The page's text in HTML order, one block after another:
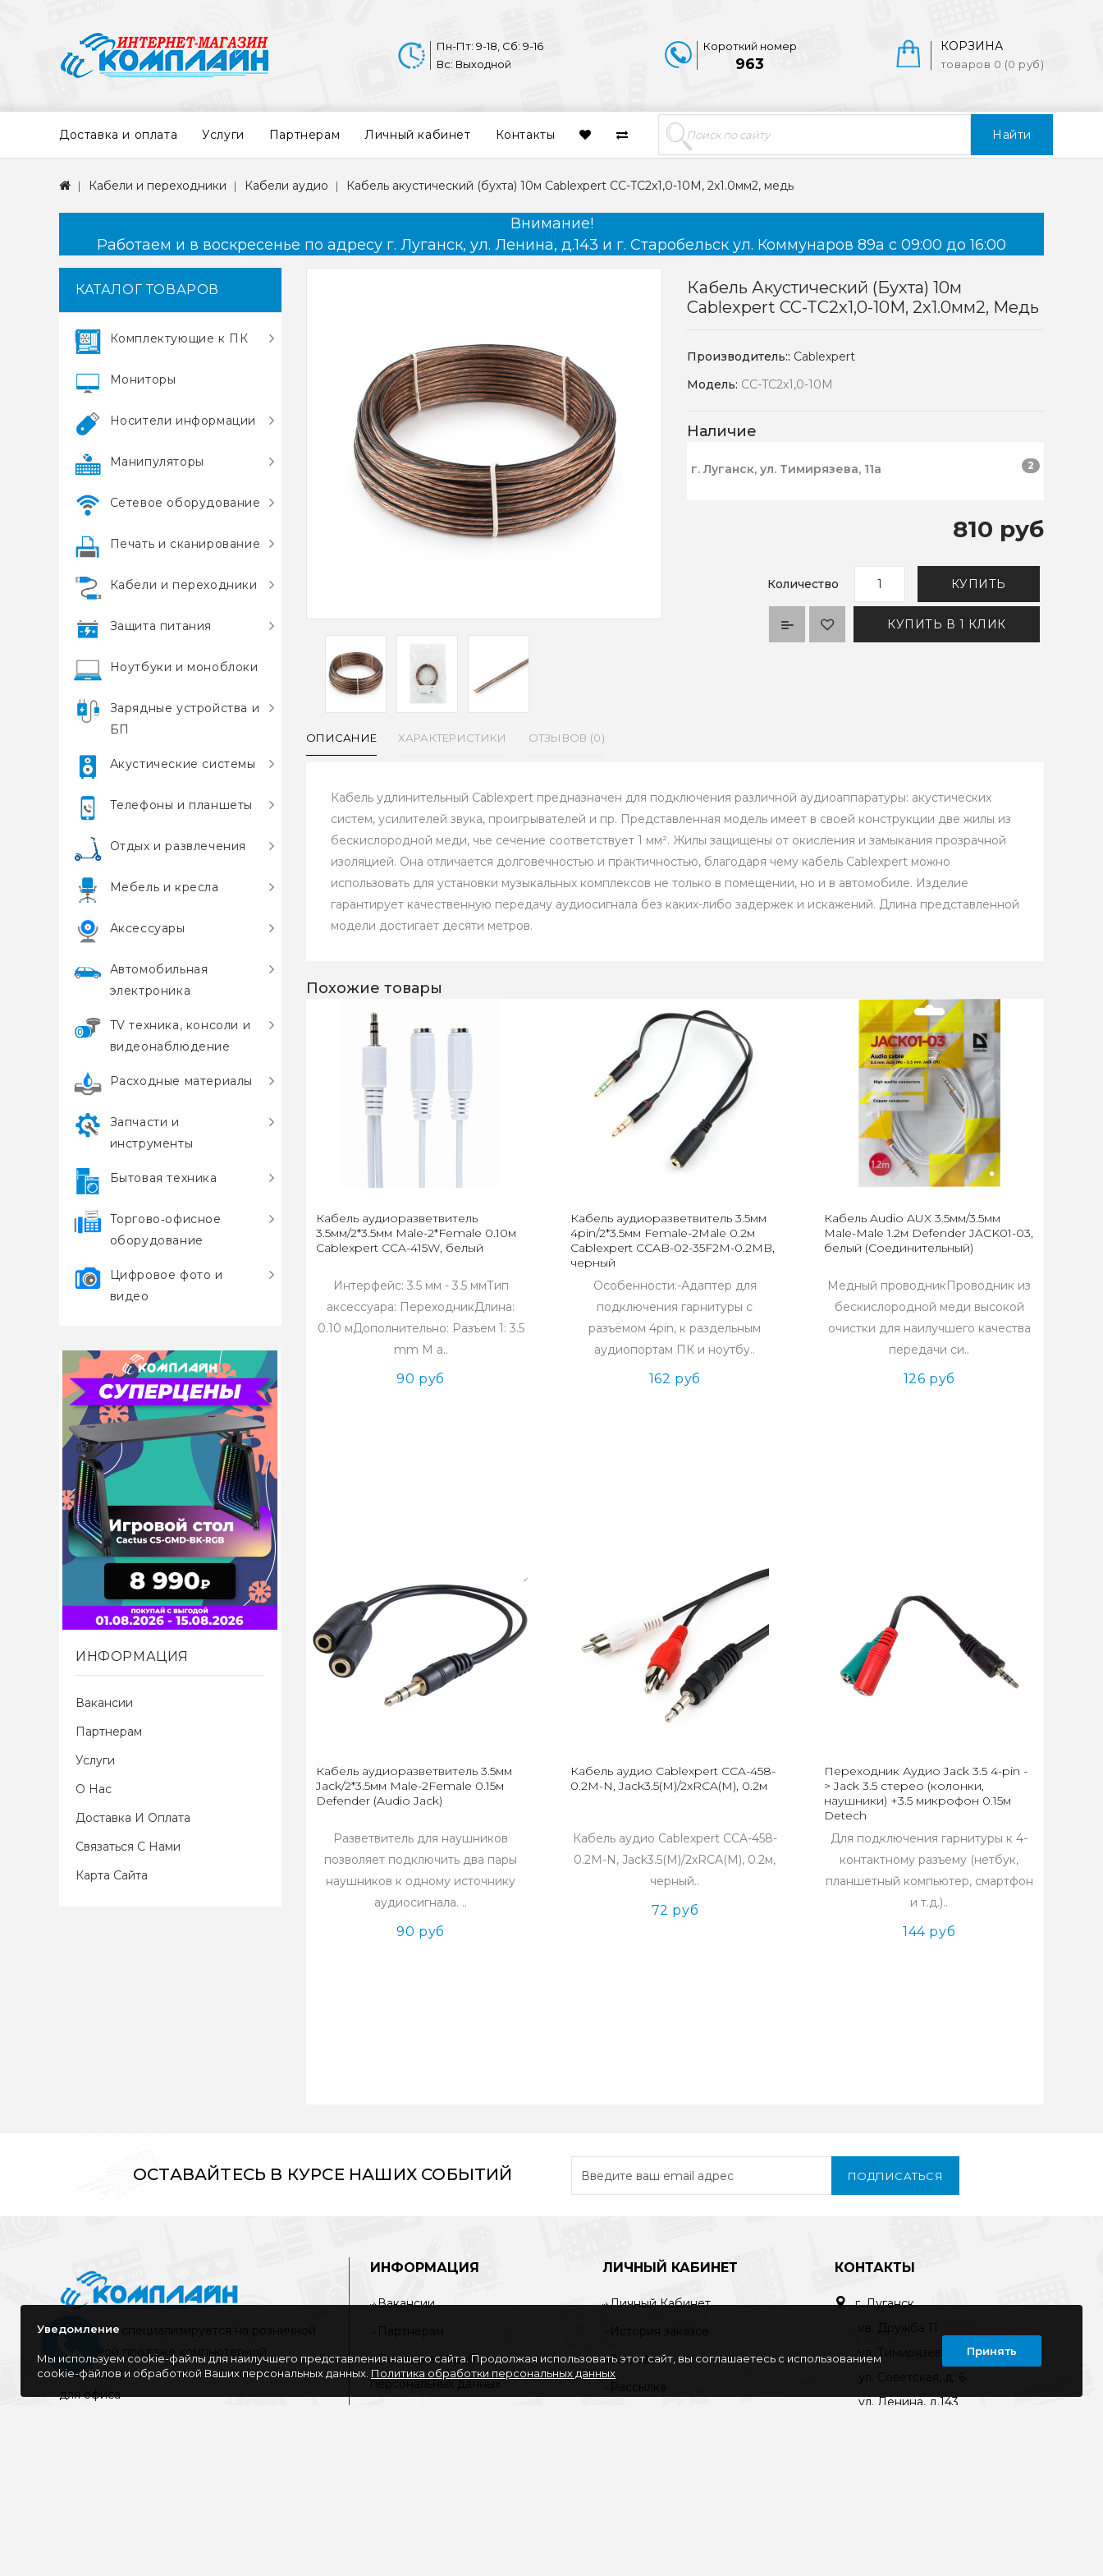
Найти
КОРЗИНА
товаров 0 (0 руб)
Короткий номер
963
Пн-Пт: 9-18, Сб: 9-16
Вс: Выходной
Доставка и оплата Услуги Партнерам Личный кабинет Контакты
Кабели и переходники Кабели аудио Кабель акустический (бухта) 10м Cablexpert CC-TC2x1,0-10M, 2x1.0мм2, медь
Внимание!
Работаем и в воскресенье по адресу г. Луганск, ул. Ленина, д.143 и г. Старобельск ул. Коммунаров 89а с 09:00 до 16:00
КАТАЛОГ ТОВАРОВ
Комплектующие к ПК
Мониторы
Носители информации
Манипуляторы
Сетевое оборудование
Печать и сканирование
Кабели и переходники
Защита питания
Ноутбуки и моноблоки
Зарядные устройства и
БП
Акустические системы
Телефоны и планшеты
Отдых и развлечения
Мебель и кресла
Аксессуары
Автомобильная
электроника
TV техника, консоли и
видеонаблюдение
Расходные материалы
Запчасти и
инструменты
Бытовая техника
Торгово‑офисное
оборудование
Цифровое фото и
видео
ИНФОРМАЦИЯ
Вакансии
Партнерам
Услуги
О Нас
Доставка И Оплата
Связаться С Нами
Карта Сайта
Кабель Акустический (бухта) 10м
Cablexpert CC-TC2x1,0-10M, 2x1.0мм2, Медь
Производитель:: Cablexpert
Модель: CC-TC2x1,0-10M
Наличие
г. Луганск, ул. Тимирязева, 11а 2
810 руб
Количество КУПИТЬ
КУПИТЬ В 1 КЛИК
ОПИСАНИЕ ХАРАКТЕРИСТИКИ ОТЗЫВОВ (0)
Кабель удлинительный Cablexpert предназначен для подключения различной аудиоаппаратуры: акустических
систем, усилителей звука, проигрывателей и пр. Представленная модель имеет в своей конструкции две жилы из
бескислородной меди, чье сечение соответствует 1 мм². Жилы защищены от окисления и замыкания прозрачной
изоляцией. Она отличается долговечностью и практичностью, благодаря чему кабель Cablexpert можно
использовать для установки музыкальных комплексов не только в помещении, но и в автомобиле. Изделие
гарантирует качественную передачу аудиосигнала без каких-либо задержек и искажений. Длина представленной
модели достигает десяти метров.
Похожие товары
Кабель аудиоразветвитель
3.5мм/2*3.5мм Male-2*Female 0.10м
Cablexpert CCA-415W, белый
Интерфейс: 3.5 мм - 3.5 ммТип
аксессуара: ПереходникДлина:
0.10 мДополнительно: Разъем 1: 3.5
mm M a..
90 руб
Кабель аудиоразветвитель 3.5мм
4pin/2*3.5мм Female-2Male 0.2м
Cablexpert CCAB-02-35F2M-0.2MB,
черный
Особенности:-Адаптер для
подключения гарнитуры с
разъёмом 4pin, к раздельным
аудиопортам ПК и ноутбу..
162 руб
Кабель Audio AUX 3.5мм/3.5мм
Male-Male 1.2м Defender JACK01-03,
белый (Соединительный)
Медный проводникПроводник из
бескислородной меди высокой
очистки для наилучшего качества
передачи си..
126 руб
Кабель аудиоразветвитель 3.5мм
Jack/2*3.5мм Male-2Female 0.15м
Defender (Audio Jack)
Разветвитель для наушников
позволяет подключить два пары
наушников к одному источнику
аудиосигнала. ..
90 руб
Кабель аудио Cablexpert CCA-458-
0.2M-N, Jack3.5(M)/2xRCA(M), 0.2м
Кабель аудио Cablexpert CCA-458-
0.2M-N, Jack3.5(M)/2xRCA(M), 0.2м,
черный..
72 руб
Переходник Аудио Jack 3.5 4-pin -
> Jack 3.5 стерео (колонки,
наушники) +3.5 микрофон 0.15м
Detech
Для подключения гарнитуры к 4-
контактному разъему (нетбук,
планшетный компьютер, смартфон
и т.д.)..
144 руб
ОСТАВАЙТЕСЬ В КУРСЕ НАШИХ СОБЫТИЙ ПОДПИСАТЬСЯ
Компания специализируется на розничной
и оптовой продаже компьютерной
техники, оргтехники как для дома, так и
для офиса
ИНФОРМАЦИЯ
Вакансии
Партнерам
Политика обработки
персональных данных
ЛИЧНЫЙ КАБИНЕТ
Личный Кабинет
История заказов
Закладки
Рассылка
КОНТАКТЫ
г. Луганск
кв. Дружба 11
ул. Тимирязева, 11а
ул. Советская, д. 6
ул. Ленина, д.143
Уведомление
Мы используем cookie-файлы для наилучшего представления нашего сайта. Продолжая использовать этот сайт, вы соглашаетесь с использованием
cookie-файлов и обработкой Ваших персональных данных. Политика обработки персональных данных
Принять